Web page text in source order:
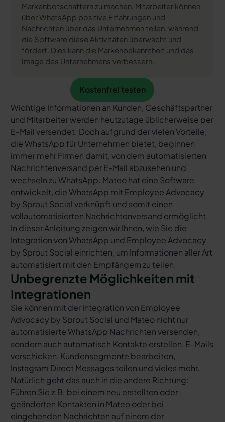
Markenbotschaftern zu machen. Mitarbeiter können
über WhatsApp positive Erfahrungen und
Nachrichten über das Unternehmen teilen, während
die Software diese Aktivitäten überwacht und
fördert. Dies kann die Markenbekanntheit und das
Image des Unternehmens verbessern.
Kostenfrei testen
Kostenfrei testen
Wichtige Informationen an Kunden, Geschäftspartner
und Mitarbeiter werden heutzutage üblicherweise per
E-Mail versendet. Doch aufgrund der vielen Vorteile,
die WhatsApp für Unternehmen bietet, beginnen
immer mehr Firmen damit, von dem automatisierten
Nachrichtenversand per E-Mail abzusehen und
wechseln zu WhatsApp. Mateo hat eine Software
entwickelt, die WhatsApp mit Employee Advocacy
by Sprout Social verknüpft und somit einen
vollautomatisierten Nachrichtenversand ermöglicht.
In dieser Anleitung zeigen wir Ihnen, wie Sie die
Integration von WhatsApp und Employee Advocacy
by Sprout Social einrichten, um Informationen aller Art
automatisiert mit den Empfängern zu teilen.
Unbegrenzte Möglichkeiten mit
Integrationen
Sie können mit der Integration von Employee
Advocacy by Sprout Social und Mateo nicht nur
automatisierte WhatsApp Nachrichten versenden,
sondern auch automatisch Kontakte erstellen, E-Mails
verschicken, Kundensegmente bearbeiten,
Instagram Direct Messages teilen und vieles mehr.
Natürlich geht das auch in die andere Richtung:
Führen Sie z.B. bei einem neu erstellten oder
geänderten Kontakten in Mateo oder bei
eingehenden Nachrichten auf einem der